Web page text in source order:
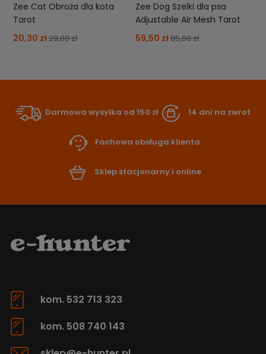
Zee Cat Obroża dla kota
Tarot
20,30 zł29,00 zł
Zee Dog Szelki dla psa
Adjustable Air Mesh Tarot
59,50 zł85,00 zł
Darmowa wysyłka od 150 zł 14 dni na zwrot
Fachowa obsługa klienta
Sklep stacjonarny i online
kom. 532 713 323
kom. 508 740 143